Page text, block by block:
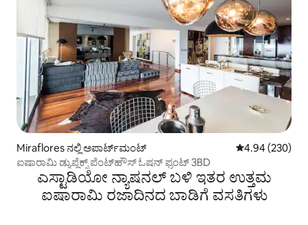
Miraflores ನಲ್ಲಿ ಅಪಾರ್ಟ್‌ಮಂಟ್ 5 ರಲ್ಲಿ 4.94
4.94 (230)
ಐಷಾರಾಮಿ ಡ್ಯುಪ್ಲೆಕ್ಸ್ ಪೆಂಟ್‌ಹೌಸ್ ಓಷನ್ ಫ್ರಂಟ್ 3BD
ಎಸ್ಟಾಡಿಯೋ ನ್ಯಾಷನಲ್ ಬಳಿ ಇತರ ಉತ್ತಮ
ಐಷಾರಾಮಿ ರಜಾದಿನದ ಬಾಡಿಗೆ ವಸತಿಗಳು